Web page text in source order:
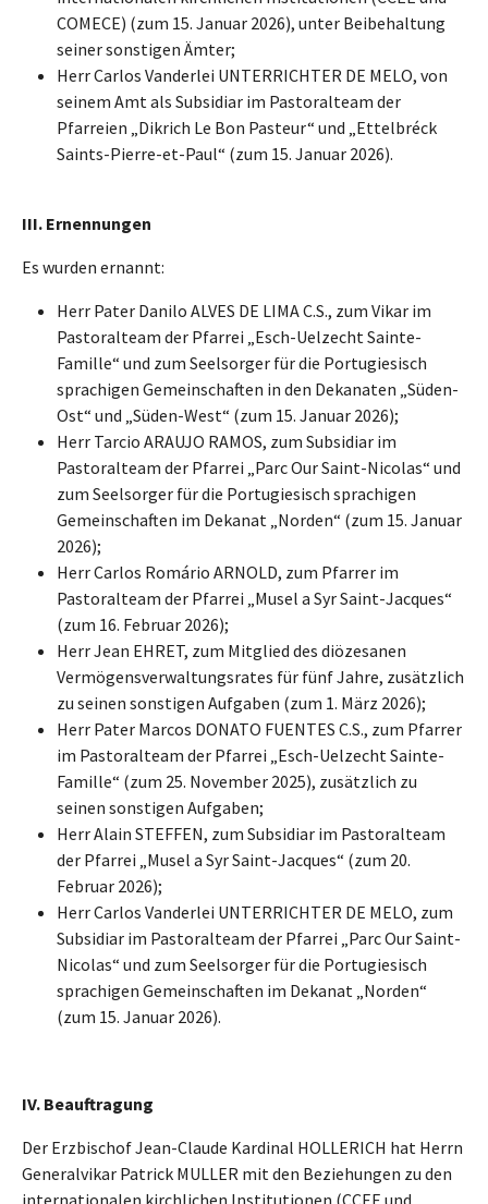
COMECE) (zum 15. Januar 2026), unter Beibehaltung
seiner sonstigen Ämter;
Herr Carlos Vanderlei UNTERRICHTER DE MELO, von
seinem Amt als Subsidiar im Pastoralteam der
Pfarreien „Dikrich Le Bon Pasteur“ und „Ettelbréck
Saints-Pierre-et-Paul“ (zum 15. Januar 2026).
III. Ernennungen
Es wurden ernannt:
Herr Pater Danilo ALVES DE LIMA C.S., zum Vikar im
Pastoralteam der Pfarrei „Esch-Uelzecht Sainte-
Famille“ und zum Seelsorger für die Portugiesisch
sprachigen Gemeinschaften in den Dekanaten „Süden-
Ost“ und „Süden-West“ (zum 15. Januar 2026);
Herr Tarcio ARAUJO RAMOS, zum Subsidiar im
Pastoralteam der Pfarrei „Parc Our Saint-Nicolas“ und
zum Seelsorger für die Portugiesisch sprachigen
Gemeinschaften im Dekanat „Norden“ (zum 15. Januar
2026);
Herr Carlos Romário ARNOLD, zum Pfarrer im
Pastoralteam der Pfarrei „Musel a Syr Saint-Jacques“
(zum 16. Februar 2026);
Herr Jean EHRET, zum Mitglied des diözesanen
Vermögensverwaltungsrates für fünf Jahre, zusätzlich
zu seinen sonstigen Aufgaben (zum 1. März 2026);
Herr Pater Marcos DONATO FUENTES C.S., zum Pfarrer
im Pastoralteam der Pfarrei „Esch-Uelzecht Sainte-
Famille“ (zum 25. November 2025), zusätzlich zu
seinen sonstigen Aufgaben;
Herr Alain STEFFEN, zum Subsidiar im Pastoralteam
der Pfarrei „Musel a Syr Saint-Jacques“ (zum 20.
Februar 2026);
Herr Carlos Vanderlei UNTERRICHTER DE MELO, zum
Subsidiar im Pastoralteam der Pfarrei „Parc Our Saint-
Nicolas“ und zum Seelsorger für die Portugiesisch
sprachigen Gemeinschaften im Dekanat „Norden“
(zum 15. Januar 2026).
IV. Beauftragung
Der Erzbischof Jean-Claude Kardinal HOLLERICH hat Herrn
Generalvikar Patrick MULLER mit den Beziehungen zu den
internationalen kirchlichen Institutionen (CCEE und